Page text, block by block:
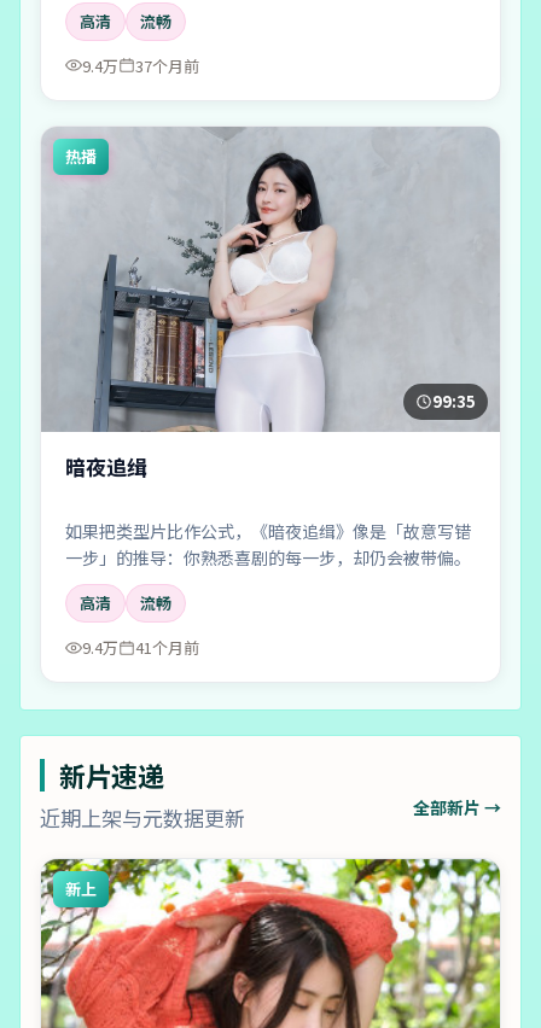
高清
流畅
9.4万
37个月前
热播
99:35
暗夜追缉
如果把类型片比作公式，《暗夜追缉》像是「故意写错
一步」的推导：你熟悉喜剧的每一步，却仍会被带偏。
高清
流畅
9.4万
41个月前
新片速递
近期上架与元数据更新 全部新片 →
新上